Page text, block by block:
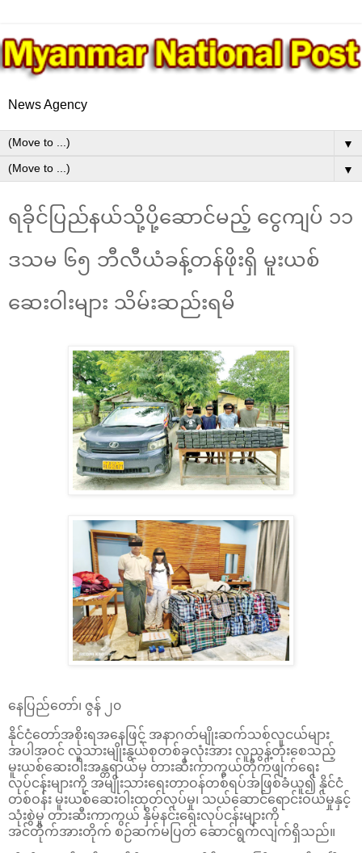
News Agency
▼
▼
ရခိုင်ပြည်နယ်သို့ပို့ဆောင်မည့် ငွေကျပ် ၁၁
ဒသမ ၆၅ ဘီလီယံခန့်တန်ဖိုးရှိ မူးယစ်
ဆေးဝါးများ သိမ်းဆည်းရမိ
နေပြည်တော်၊ ဇွန် ၂၀
နိုင်ငံတော်အစိုးရအနေဖြင့် အနာဂတ်မျိုးဆက်သစ်လူငယ်များ
အပါအဝင် လူသားမျိုးနွယ်စုတစ်ခုလုံးအား လူညွန့်တုံးစေသည့်
မူးယစ်ဆေးဝါးအန္တရာယ်မှ တားဆီးကာကွယ်တိုက်ဖျက်ရေး
လုပ်ငန်းများကို အမျိုးသားရေးတာဝန်တစ်ရပ်အဖြစ်ခံယူ၍ နိုင်ငံ
တစ်ဝန်း မူးယစ်ဆေးဝါးထုတ်လုပ်မှု၊ သယ်ဆောင်ရောင်းဝယ်မှုနှင့်
သုံးစွဲမှု တားဆီးကာကွယ် နှိမ်နင်းရေးလုပ်ငန်းများကို
အင်တိုက်အားတိုက် စဉ်ဆက်မပြတ် ဆောင်ရွက်လျက်ရှိသည်။